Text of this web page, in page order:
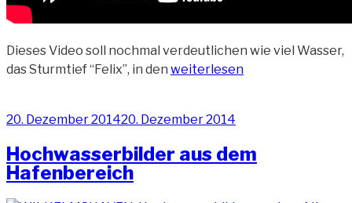
Dieses Video soll nochmal verdeutlichen wie viel Wasser,
das Sturmtief “Felix”, in den „Nachthochwasser
(Video)“
weiterlesen
Veröffentlicht
20. Dezember 201420. Dezember 2014
Hochwasserbilder aus dem
Hafenbereich